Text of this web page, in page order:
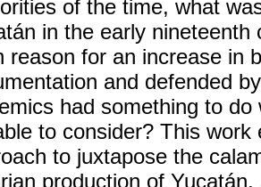
of the time, what
in the early
reason for an increase in
and defended
had something to
to consider? This
to juxtapose the
production of